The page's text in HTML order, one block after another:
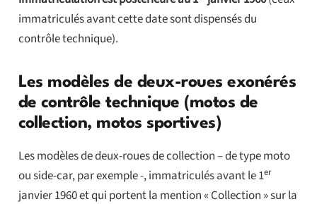
immatriculés avant cette date sont dispensés du
contrôle technique).
Les modèles de deux-roues exonérés
de contrôle technique (motos de
collection, motos sportives)
Les modèles de deux-roues de collection – de type moto
ou side-car, par exemple -, immatriculés avant le 1er
janvier 1960 et qui portent la mention « Collection » sur la